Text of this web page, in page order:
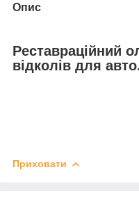
Опис
Реставраційний
відколів для
Приховати